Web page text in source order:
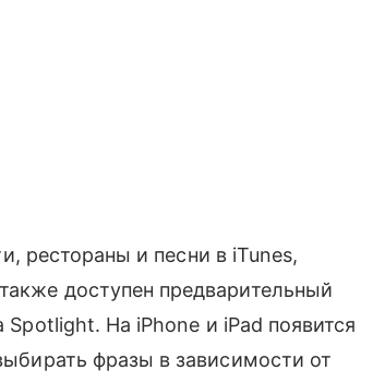
рестораны и песни в iTunes,
доступен предварительный
На iPhone и iPad появится
фразы в зависимости от